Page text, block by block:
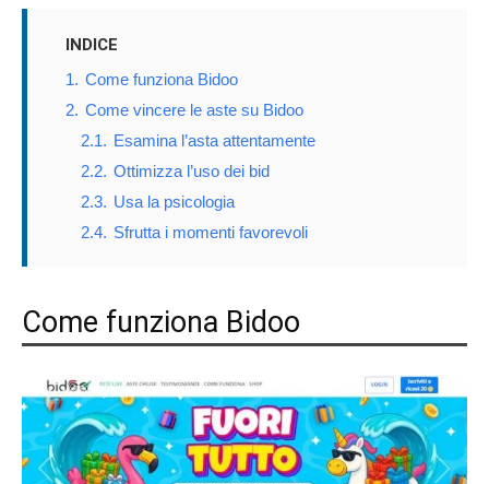
INDICE
1. Come funziona Bidoo
2. Come vincere le aste su Bidoo
2.1. Esamina l’asta attentamente
2.2. Ottimizza l’uso dei bid
2.3. Usa la psicologia
2.4. Sfrutta i momenti favorevoli
Come funziona Bidoo